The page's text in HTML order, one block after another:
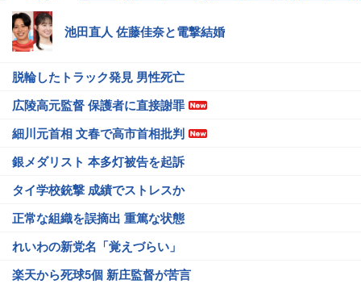
池田直人 佐藤佳奈と電撃結婚
脱輪したトラック発見 男性死亡
広陵高元監督 保護者に直接謝罪
細川元首相 文春で高市首相批判
銀メダリスト 本多灯被告を起訴
タイ学校銃撃 成績でストレスか
正常な組織を誤摘出 重篤な状態
れいわの新党名「覚えづらい」
楽天から死球5個 新庄監督が苦言